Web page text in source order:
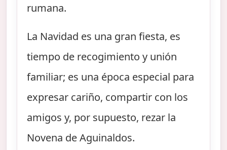
rumana.
La Navidad es una gran fiesta, es
tiempo de recogimiento y unión
familiar; es una época especial para
expresar cariño, compartir con los
amigos y, por supuesto, rezar la
Novena de Aguinaldos.